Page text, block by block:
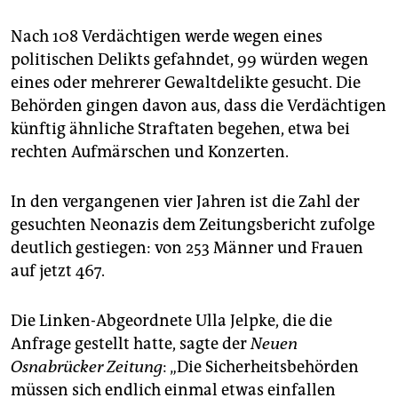
Nach 108 Verdächtigen werde wegen eines
politischen Delikts gefahndet, 99 würden wegen
eines oder mehrerer Gewaltdelikte gesucht. Die
Behörden gingen davon aus, dass die Verdächtigen
künftig ähnliche Straftaten begehen, etwa bei
rechten Aufmärschen und Konzerten.
In den vergangenen vier Jahren ist die Zahl der
gesuchten Neonazis dem Zeitungsbericht zufolge
deutlich gestiegen: von 253 Männer und Frauen
auf jetzt 467.
Die Linken-Abgeordnete Ulla Jelpke, die die
Anfrage gestellt hatte, sagte derNeuen
Osnabrücker Zeitung: „Die Sicherheitsbehörden
müssen sich endlich einmal etwas einfallen